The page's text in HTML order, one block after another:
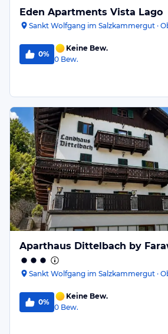
Eden Apartments Vista Lago
Sankt Wolfgang im Salzkammergut ·
0%
Keine Bew.
0 Bew.
Aparthaus Dittelbach by
Sankt Wolfgang im Salzkammergut ·
0%
Keine Bew.
0 Bew.